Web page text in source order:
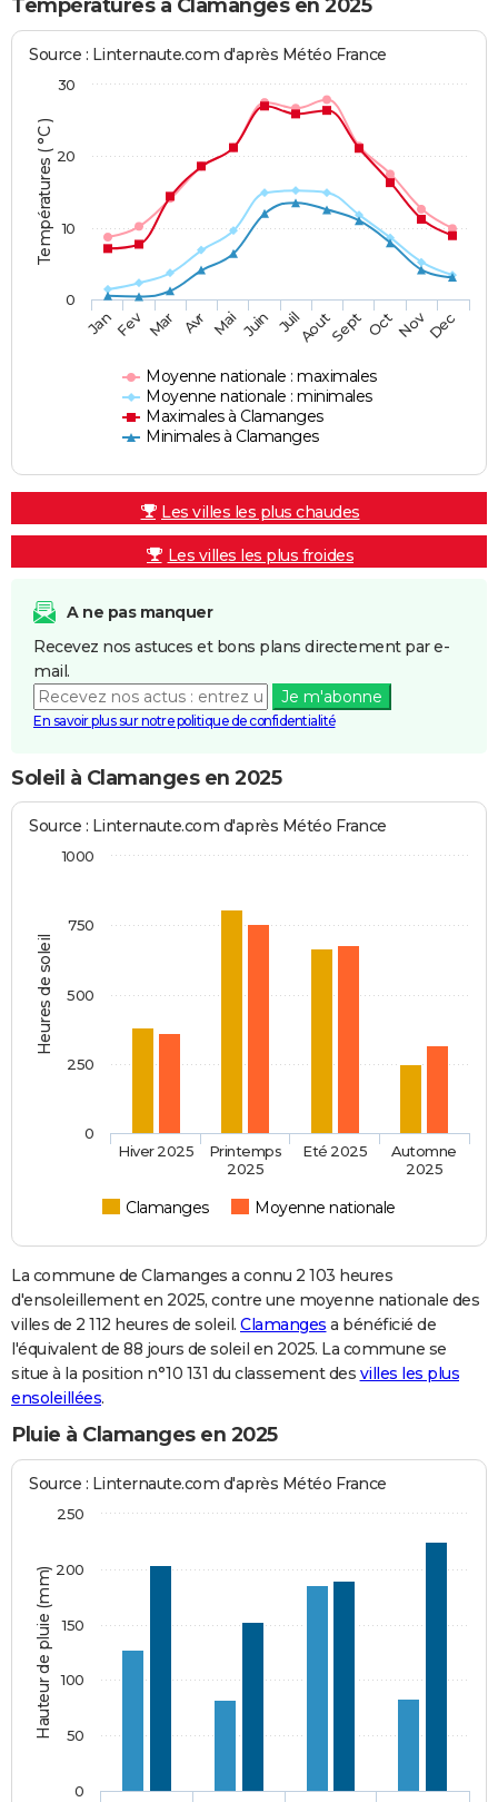
Températures à Clamanges en 2025
Températures ( °C )
Source : Linternaute.com d'après Météo France
Moyenne nationale : maximales
Moyenne nationale : minimales
Maximales à Clamanges
Minimales à Clamanges
JanFev Mar Avr Mai Juin JuilAoutSept OctNovDec
0
10
20
30
Les villes les plus chaudes
Les villes les plus froides
A ne pas manquer
Recevez nos astuces et bons plans directement par e-
mail.
Je m'abonne
En savoir plus sur notre politique de confidentialité
Soleil à Clamanges en 2025
Heures de soleil
Source : Linternaute.com d'après Météo France
Clamanges Moyenne nationale
Hiver 2025
Printemps
2025
Eté 2025
Automne
2025
0
250
500
750
1000
La commune de Clamanges a connu 2 103 heures
d'ensoleillement en 2025, contre une moyenne nationale des
villes de 2 112 heures de soleil. Clamanges a bénéficié de
l'équivalent de 88 jours de soleil en 2025. La commune se
situe à la position n°10 131 du classement des villes les plus
ensoleillées.
Pluie à Clamanges en 2025
Hauteur de pluie (mm)
Source : Linternaute.com d'après Météo France
0
50
100
150
200
250